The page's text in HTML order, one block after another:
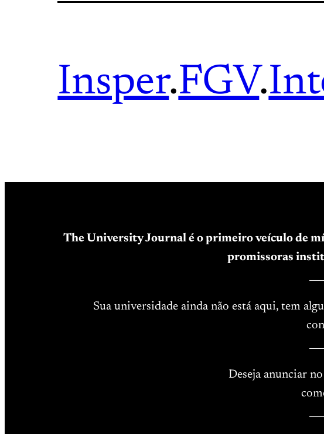
Insper.FGV.
The University Journal é o primeiro veículo de
promissoras
Sua universidade ainda não está aqui, tem
Deseja anunciar no